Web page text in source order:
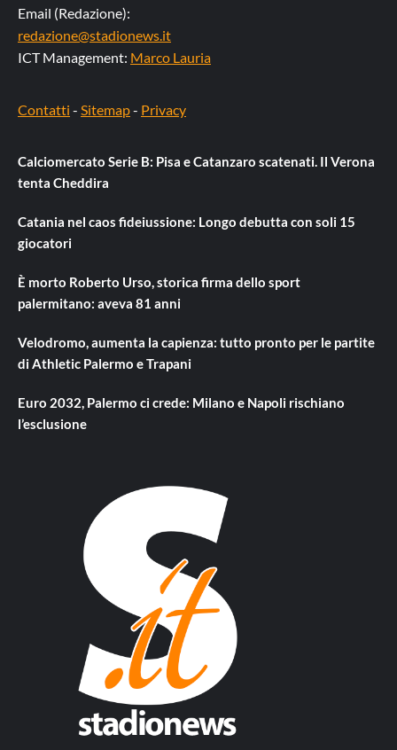
Email (Redazione):
redazione@stadionews.it
ICT Management: Marco Lauria
Contatti - Sitemap- Privacy
Calciomercato Serie B: Pisa e Catanzaro scatenati. Il Verona
tenta Cheddira
Catania nel caos fideiussione: Longo debutta con soli 15
giocatori
È morto Roberto Urso, storica firma dello sport
palermitano: aveva 81 anni
Velodromo, aumenta la capienza: tutto pronto per le partite
di Athletic Palermo e Trapani
Euro 2032, Palermo ci crede: Milano e Napoli rischiano
l’esclusione